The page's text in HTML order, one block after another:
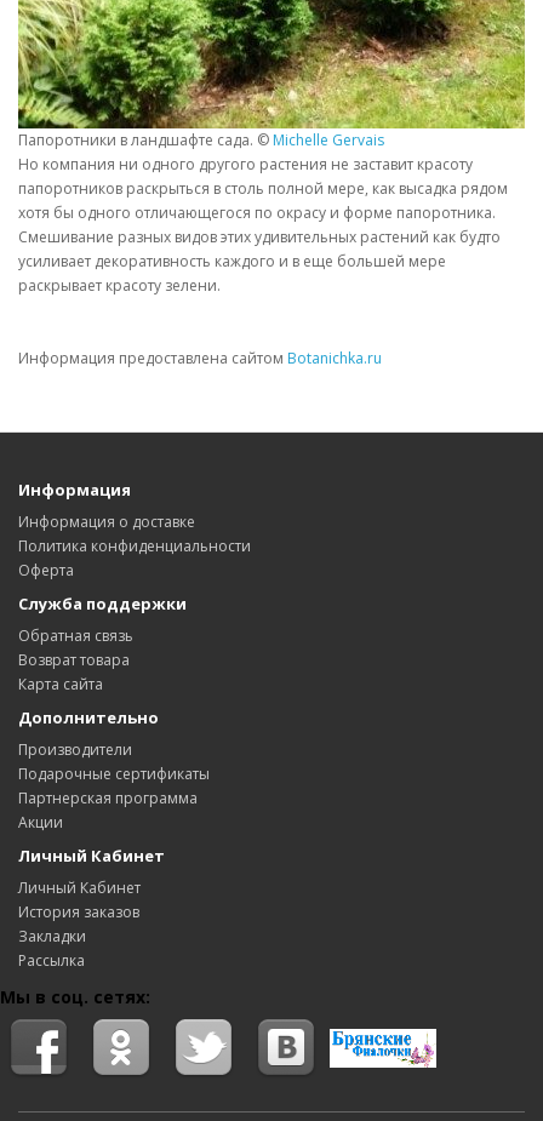
Папоротники в ландшафте сада. © Michelle Gervais
Но компания ни одного другого растения не заставит красоту
папоротников раскрыться в столь полной мере, как высадка рядом
хотя бы одного отличающегося по окрасу и форме папоротника.
Смешивание разных видов этих удивительных растений как будто
усиливает декоративность каждого и в еще большей мере
раскрывает красоту зелени.
Информация предоставлена сайтом Botanichka.ru
Информация
Информация о доставке
Политика конфиденциальности
Оферта
Служба поддержки
Обратная связь
Возврат товара
Карта сайта
Дополнительно
Производители
Подарочные сертификаты
Партнерская программа
Акции
Личный Кабинет
Личный Кабинет
История заказов
Закладки
Рассылка
Мы в соц. сетях: